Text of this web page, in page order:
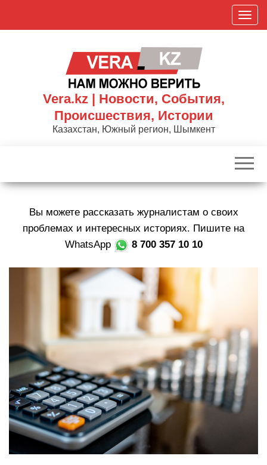
П
о
к
р
ц
и
Vera.kz | Новости, События,
Происшествия, Истории
Казахстан, Южный регион, Шымкент
Вы можете рассказать журналистам о своих
проблемах и интересных историях. Пишите на
WhatsApp
8 700 357 10 10